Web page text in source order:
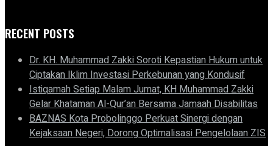
RECENT POSTS
Dr. KH. Muhammad Zakki Soroti Kepastian Hukum untuk
Ciptakan Iklim Investasi Perkebunan yang Kondusif
Istiqamah Setiap Malam Jumat, KH Muhammad Zakki
Gelar Khataman Al-Qur’an Bersama Jamaah Disabilitas
BAZNAS Kota Probolinggo Perkuat Sinergi dengan
Kejaksaan Negeri, Dorong Optimalisasi Pengelolaan ZIS